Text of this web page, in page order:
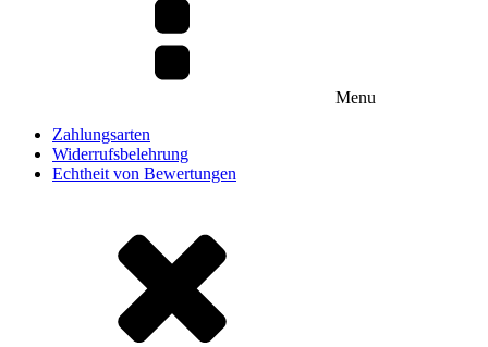
Menu
Zahlungsarten
Widerrufsbelehrung
Echtheit von Bewertungen